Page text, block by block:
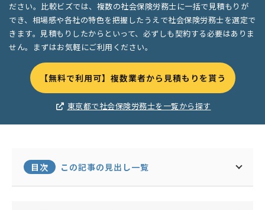
ださい。比較ビズでは、複数の社会保険労務士に一括で見積もりが
でき、相場感や各社の特色を把握したうえで社会保険労務士を選定で
きます。見積もりしたからといって、必ずしも契約する必要はありま
せん。まずはお気軽にご利用ください。
【無料で利用可】複数業者から見積もりを貰う
東京都で社会保険労務士を一覧から探す
目次 この記事の見出し一覧